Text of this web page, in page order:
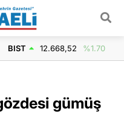
BIST 12.668,52 %1.70
gümüş